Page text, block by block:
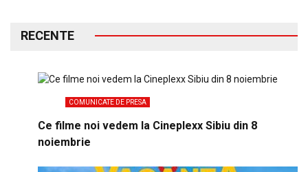
RECENTE
COMUNICATE DE PRESA
Ce filme noi vedem la Cineplexx Sibiu din 8
noiembrie